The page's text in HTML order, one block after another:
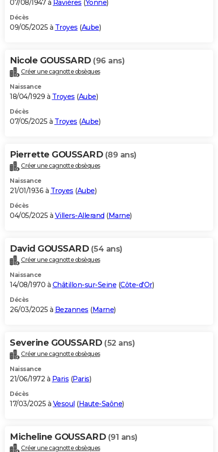
07/08/1947 à Ravières (Yonne)
Décès
09/05/2025 à Troyes (Aube)
Nicole GOUSSARD (96 ans)
Créer une cagnotte obsèques
Naissance
18/04/1929 à Troyes (Aube)
Décès
07/05/2025 à Troyes (Aube)
Pierrette GOUSSARD (89 ans)
Créer une cagnotte obsèques
Naissance
21/01/1936 à Troyes (Aube)
Décès
04/05/2025 à Villers-Allerand (Marne)
David GOUSSARD (54 ans)
Créer une cagnotte obsèques
Naissance
14/08/1970 à Châtillon-sur-Seine (Côte-d'Or)
Décès
26/03/2025 à Bezannes (Marne)
Severine GOUSSARD (52 ans)
Créer une cagnotte obsèques
Naissance
21/06/1972 à Paris (Paris)
Décès
17/03/2025 à Vesoul (Haute-Saône)
Micheline GOUSSARD (91 ans)
Créer une cagnotte obsèques